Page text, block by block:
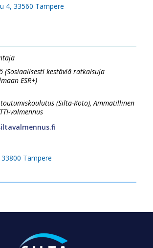
4, 33560 Tampere
(Sosiaalisesti kestäviä ratkaisuja
ESR+)
(Silta-Koto), Ammatillinen
valmennus
Tampere